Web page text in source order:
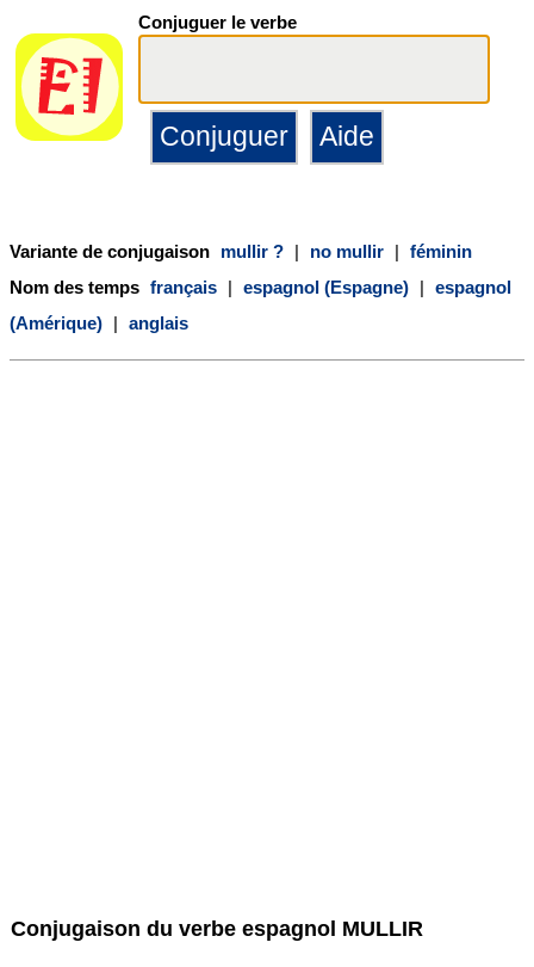
Conjuguer le verbe
Variante de conjugaison mullir ? | no mullir | féminin
Nom des temps français | espagnol (Espagne) | espagnol
(Amérique) | anglais
Conjugaison du verbe espagnol MULLIR